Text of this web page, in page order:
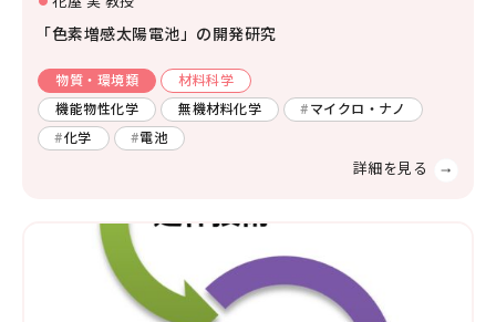
「色素増感太陽電池」の開発研究
物質・環境類
材料科学
機能物性化学
無機材料化学
マイクロ・ナノ
化学
電池